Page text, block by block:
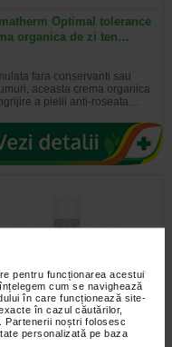
pentru funcționarea acestui
cum se navighează
în care funcționează site-
în cazul căutărilor,
Partenerii noștri folosesc
personalizată pe baza
Optimal tolerance
organica de zi ten…
fara conservanti sau
aceasta crema organica
a pielii anti-roseata…
Optimal tolerance
demachiant ten…